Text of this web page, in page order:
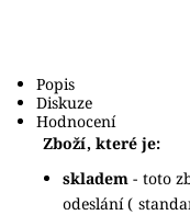
Popis
Diskuze
Hodnocení
Zboží, které je:
skladem - toto
odeslání (